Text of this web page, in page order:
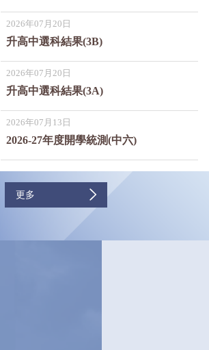
2026年07月20日
升高中選科結果(3B)
2026年07月20日
升高中選科結果(3A)
2026年07月13日
2026-27年度開學統測(中六)
更多